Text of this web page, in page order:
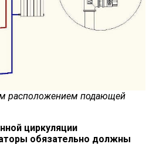
расположением подающей
циркуляции
обязательно должны